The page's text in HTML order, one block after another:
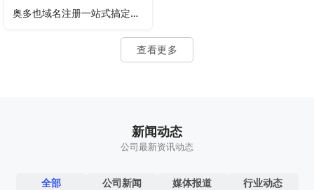
奥多也域名注册一站式搞定建站访问
查看更多
新闻动态
公司最新资讯动态
全部 公司新闻 媒体报道 行业动态